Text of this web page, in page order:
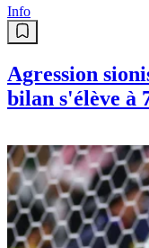
Info
Agression
bilan s'élève à